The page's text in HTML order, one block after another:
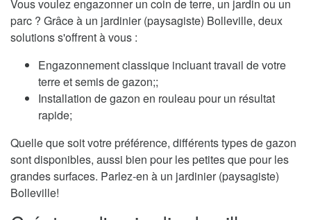
Vous voulez engazonner un coin de terre, un jardin ou un
parc ? Grâce à un jardinier (paysagiste) Bolleville, deux
solutions s'offrent à vous :
Engazonnement classique incluant travail de votre
terre et semis de gazon;;
Installation de gazon en rouleau pour un résultat
rapide;
Quelle que soit votre préférence, différents types de gazon
sont disponibles, aussi bien pour les petites que pour les
grandes surfaces. Parlez-en à un jardinier (paysagiste)
Bolleville!